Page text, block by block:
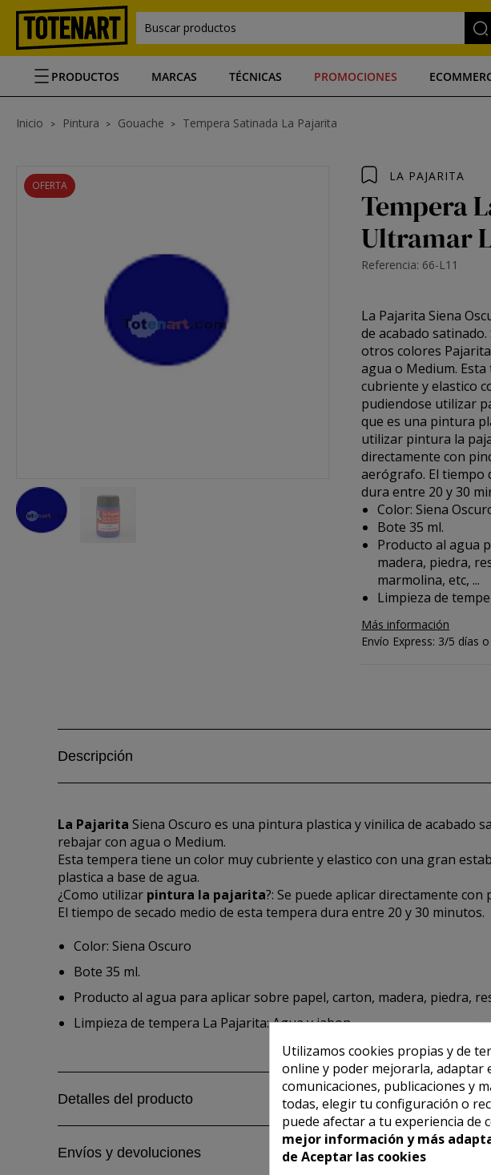
Buscar productos
PRODUCTOS MARCAS TÉCNICAS PROMOCIONES
Inicio Pintura Gouache Tempera Satinada La Pajarita
OFERTA
LA PAJARITA
Tempera
Ultramar
Referencia: 66-L11
La Pajarita Siena
de acabado
otros colores
agua o Medium.
cubriente y elastico
pudiendose utilizar
que es una pintura
utilizar pintura la
directamente con
aerógrafo. El tiempo
dura entre 20 y 30
Color: Siena
Bote 35 ml.
Producto al agua
madera, piedra,
marmolina, etc, ...
Limpieza de
Más información
Envío Express: 3/5 días
Descripción
La Pajarita Siena Oscuro es una pintura plastica y vinilica de acabado
rebajar con agua o Medium.
Esta tempera tiene un color muy cubriente y elastico con una gran
plastica a base de agua.
¿Como utilizar pintura la pajarita?: Se puede aplicar directamente
El tiempo de secado medio de esta tempera dura entre 20 y 30 minutos.
Color: Siena Oscuro
Bote 35 ml.
Producto al agua para aplicar sobre papel, carton, madera, piedra,
Limpieza de tempera La Pajarita: Agua y jabon.
Detalles del producto
Envíos y devoluciones
Utilizamos cookies propias y de
online y poder mejorarla, adaptar
comunicaciones, publicaciones y
todas, elegir tu configuración o
puede afectar a tu experiencia de
mejor información y más
de Aceptar las cookies